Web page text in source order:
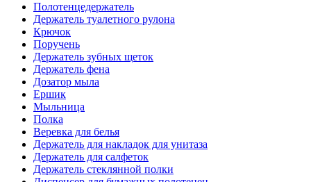
Полотенцедержатель
Держатель туалетного рулона
Крючок
Поручень
Держатель зубных щеток
Держатель фена
Дозатор мыла
Eршик
Мыльница
Полка
Веревка для белья
Держатель для накладок для унитаза
Держатель для салфеток
Держатель стеклянной полки